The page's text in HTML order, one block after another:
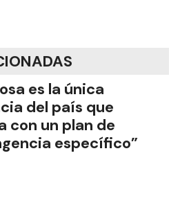
es la única
del país que
con un plan de
específico”